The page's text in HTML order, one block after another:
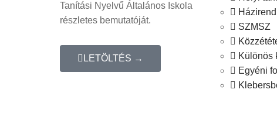
Tanítási Nyelvű Általános Iskola
részletes bemutatóját.
LETÖLTÉS →
Házirend
SZMSZ
Különös
Egyéni